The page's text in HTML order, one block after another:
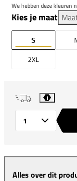
We hebben deze kleuren
Kies je maat
S
2XL
i
Alles over dit